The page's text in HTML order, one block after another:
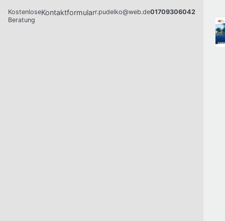
Kostenlose
Beratung
Kontaktformularr.pudelko@web.de01709306042